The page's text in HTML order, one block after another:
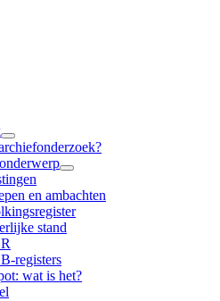
en ambachten
stand
registers
wat is het?